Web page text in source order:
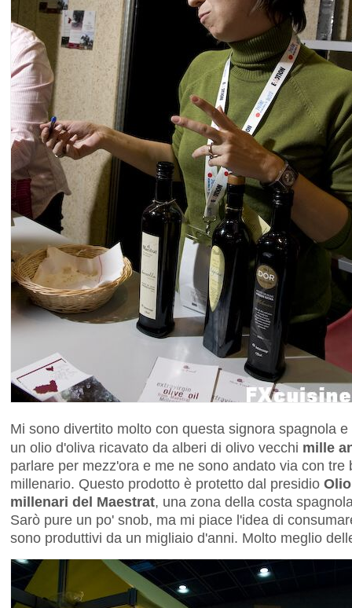
Mi sono divertito molto con questa signora spagnola
un olio d'oliva ricavato da alberi di olivo vecchi mille
parlare per mezz'ora e me ne sono andato via con tre
millenario. Questo prodotto è protetto dal presidio
millenari del Maestrat, una zona della costa
Sarò pure un po' snob, ma mi piace l'idea di
sono produttivi da un migliaio d'anni. Molto meglio